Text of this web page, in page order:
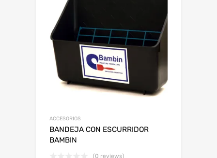
ACCESORIOS
BANDEJA CON ESCURRIDOR
BAMBIN
(0 reviews)